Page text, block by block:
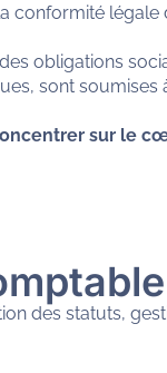
conformité légale
obligations
sont soumises
sur le
des statuts,